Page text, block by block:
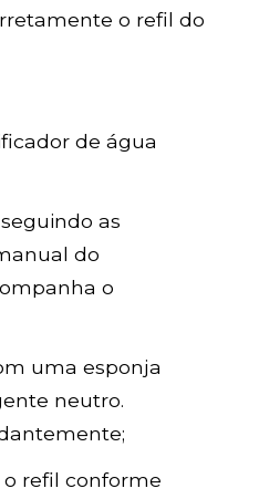
o refil do
de água
as
do
o
uma esponja
neutro.
refil conforme